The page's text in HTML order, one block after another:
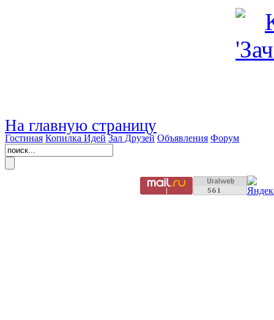
На главную страницу
Гостиная Копилка Идей Зал Друзей Объявления Форум